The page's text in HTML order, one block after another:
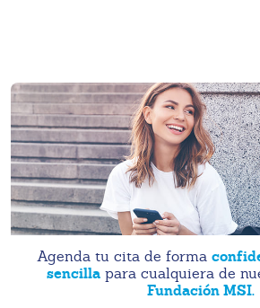
Agenda tu cita de forma
sencilla para cualquiera de
Fundación MSI.